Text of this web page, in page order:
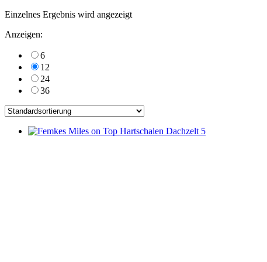
Einzelnes Ergebnis wird angezeigt
Anzeigen:
6
12
24
36